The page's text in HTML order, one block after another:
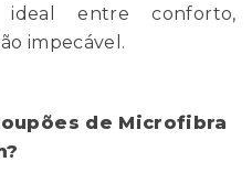
entre conforto,
impecável.
de Microfibra